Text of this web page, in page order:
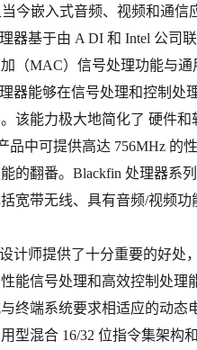
今嵌入式音频、视频和通
器基于由 A DI 和 Intel 公司
（MAC）信号处理功能与
器能够在信号处理和控制
该能力极大地简化了 硬件和
品中可提供高达 756MHz 的
的翻番。Blackfin 处理器系
宽带无线、具有音频/视频
计师提供了十分重要的好处
能信号处理和高效控制处理
终端系统要求相适应的动态
型混合 16/32 位指令集架构